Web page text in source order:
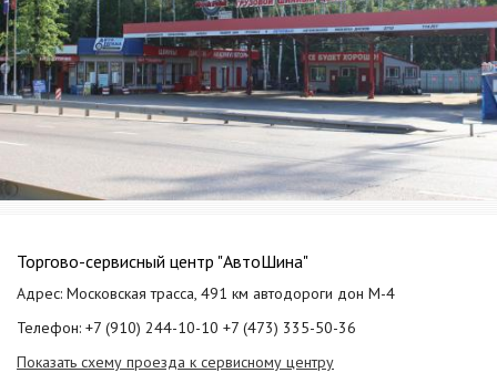
Торгово-сервисный центр "АвтоШина"
Адрес: Московская трасса, 491 км автодороги дон М-4
Телефон: +7 (910) 244-10-10 +7 (473) 335-50-36
Показать схему проезда к сервисному центру